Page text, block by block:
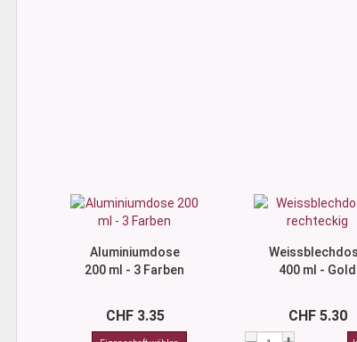
Aluminiumdose
200 ml - 3 Farben
CHF 3.35
400 ml - Gold
CHF 5.30